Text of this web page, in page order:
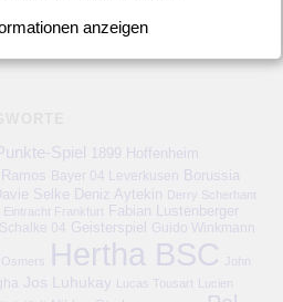
Spiel 1899 Hoffenheim
Bayer 04 Leverkusen
Borussia
Selke Deniz Aytekin Derry Scherhant
Eintracht Frankfurt
Fabian Lustenberger
04 Geisterspiel Guido Winkmann
Hertha BSC
John
Jos Luhukay Lucas Tousart Lucien
anzeigen